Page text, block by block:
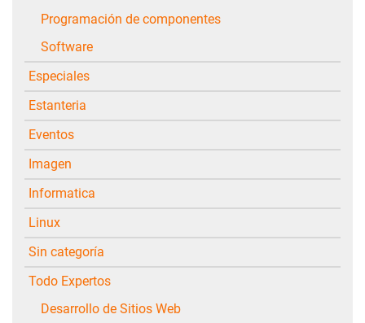
Programación de componentes
Software
Especiales
Estanteria
Eventos
Imagen
Informatica
Linux
Sin categoría
Todo Expertos
Desarrollo de Sitios Web